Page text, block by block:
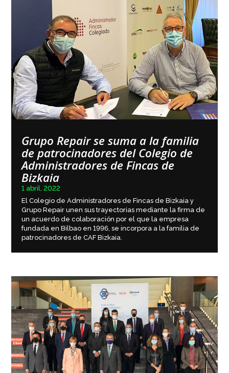
Grupo Repair se suma a la familia
de patrocinadores del Colegio de
Administradores de Fincas de
Bizkaia
1 abril, 2022
El Colegio de Administradores de Fincas de Bizkaia y
Grupo Repair unen sus trayectorias mediante la firma de
un acuerdo de colaboración por el que la empresa
fundada en Bilbao en 1996, se incorpora a la familia de
patrocinadores de CAF Bizkaia.